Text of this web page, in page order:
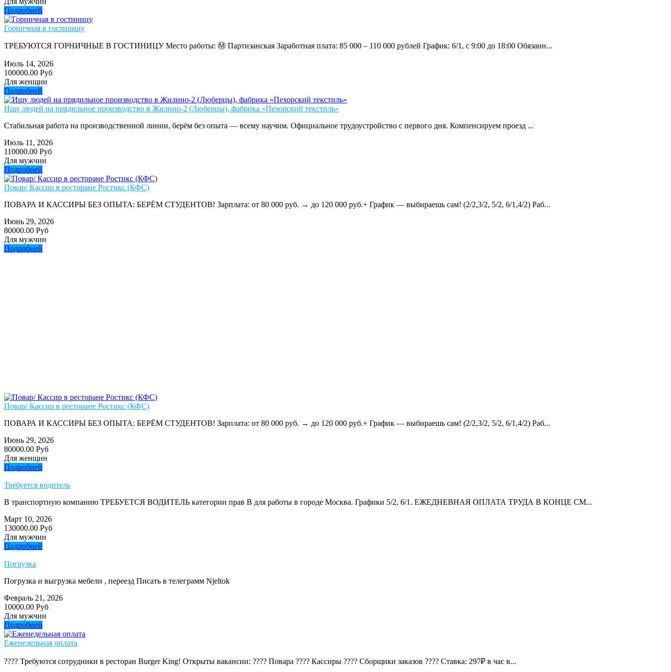
Подробней
Горничная в гостиницу
ТРЕБУЮТСЯ ГОРНИЧНЫЕ В ГОСТИНИЦУ Место работы: Ⓜ️ Партизанская Заработная плата: 85 000 – 110 000 рублей График: 6/1, с 9:00 до 18:00 Обязанн...
Июль 14, 2026
100000.00 Руб
Для женщин
Подробней
Ищу людей на прядильное производство в Жилино-2 (Люберцы), фабрика «Пехорский текстиль»
Стабильная работа на производственной линии, берём без опыта — всему научим. Официальное трудоустройство с первого дня. Компенсируем проезд ...
Июль 11, 2026
110000.00 Руб
Для мужчин
Подробней
Повар/ Кассир в ресторане Ростикс (КФС)
ПОВАРА И КАССИРЫ БЕЗ ОПЫТА: БЕРЁМ СТУДЕНТОВ! Зарплата: от 80 000 руб. → до 120 000 руб.+ График — выбираешь сам! (2/2,3/2, 5/2, 6/1,4/2) Раб...
Июнь 29, 2026
80000.00 Руб
Для мужчин
Подробней
Повар/ Кассир в ресторане Ростикс (КФС)
ПОВАРА И КАССИРЫ БЕЗ ОПЫТА: БЕРЁМ СТУДЕНТОВ! Зарплата: от 80 000 руб. → до 120 000 руб.+ График — выбираешь сам! (2/2,3/2, 5/2, 6/1,4/2) Раб...
Июнь 29, 2026
80000.00 Руб
Для женщин
Подробней
Требуется водитель
В транспортную компанию ТРЕБУЕТСЯ ВОДИТЕЛЬ категории прав В для работы в городе Москва. Графики 5/2, 6/1. ЕЖЕДНЕВНАЯ ОПЛАТА ТРУДА В КОНЦЕ СМ...
Март 10, 2026
130000.00 Руб
Для мужчин
Подробней
Погрузка
Погрузка и выгрузка мебели , переезд Писать в телеграмм Njeltok
Февраль 21, 2026
10000.00 Руб
Для мужчин
Подробней
Еженедельная оплата
???? Требуются сотрудники в ресторан Burger King! Открыты вакансии: ???? Повара ???? Кассиры ???? Сборщики заказов ???? Ставка: 297₽ в час в...